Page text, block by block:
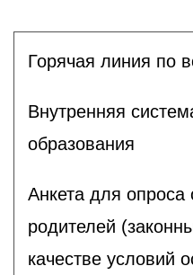
Горячая линия по
Внутренняя
образования
Анкета для
родителей
качестве условий